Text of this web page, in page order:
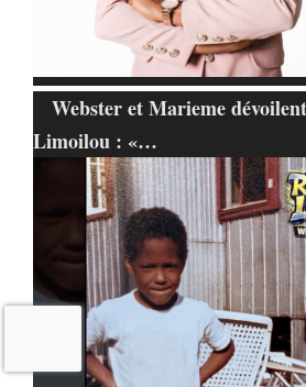
Webster et Marieme
Limoilou : «…